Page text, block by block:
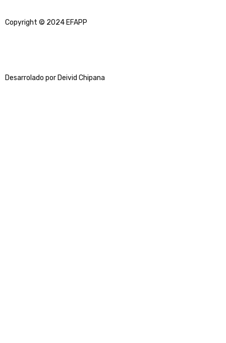
Copyright © 2024 EFAPP
Desarrolado por Deivid Chipana